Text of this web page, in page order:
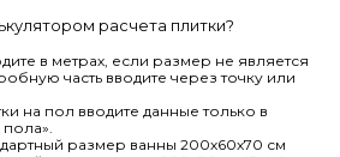
расчета плитки?
в метрах, если размер не является
часть вводите через точку или
на пол вводите данные только в
размер ванны 200х60х70 см